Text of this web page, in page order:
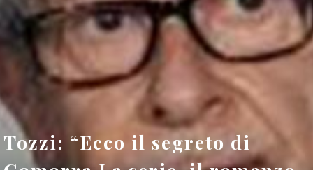
Tozzi: “Ecco il segreto di